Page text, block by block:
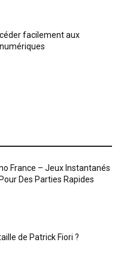
facilement aux
France – Jeux Instantanés
Des Parties Rapides
de Patrick Fiori ?